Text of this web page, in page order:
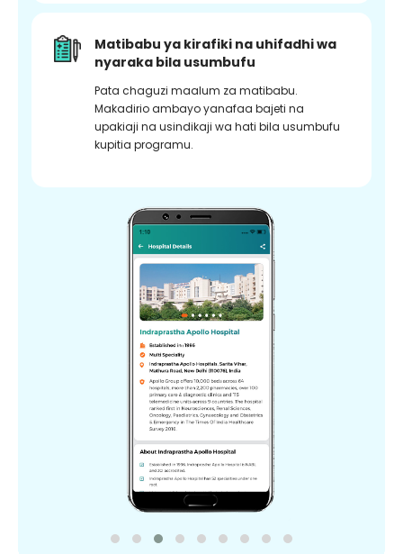
Matibabu ya kirafiki na uhifadhi wa
nyaraka bila usumbufu
Pata chaguzi maalum za matibabu.
Makadirio ambayo yanafaa bajeti na
upakiaji na usindikaji wa hati bila usumbufu
kupitia programu.